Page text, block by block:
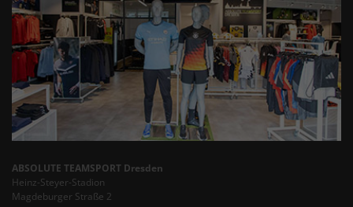
ABSOLUTE TEAMSPORT Dresden
Heinz-Steyer-Stadion
Magdeburger Straße 2